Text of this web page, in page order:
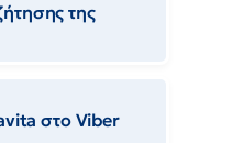
της
στο Viber